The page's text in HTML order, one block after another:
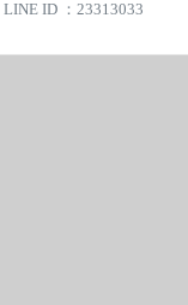
ID ：23313033